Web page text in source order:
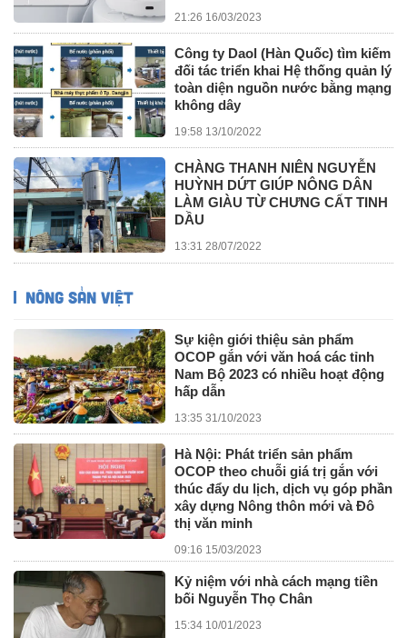
21:26 16/03/2023
Công ty Daol (Hàn Quốc) tìm kiếm
đối tác triển khai Hệ thống quản lý
toàn diện nguồn nước bằng mạng
không dây
19:58 13/10/2022
CHÀNG THANH NIÊN NGUYỄN
HUỲNH DỨT GIÚP NÔNG DÂN
LÀM GIÀU TỪ CHƯNG CẤT TINH
DẦU
13:31 28/07/2022
NÔNG SẢN VIỆT
Sự kiện giới thiệu sản phẩm
OCOP gắn với văn hoá các tỉnh
Nam Bộ 2023 có nhiều hoạt động
hấp dẫn
13:35 31/10/2023
Hà Nội: Phát triển sản phẩm
OCOP theo chuỗi giá trị gắn với
thúc đẩy du lịch, dịch vụ góp phần
xây dựng Nông thôn mới và Đô
thị văn minh
09:16 15/03/2023
Kỷ niệm với nhà cách mạng tiền
bối Nguyễn Thọ Chân
15:34 10/01/2023